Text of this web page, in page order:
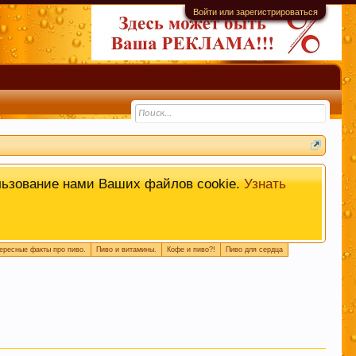
Войти или зарегистрироваться
ценности! СПАСИБО
нами Ваших файлов cookie.Узнать
Это поможет быстро находить
факты про пиво. Пиво и витамины. Кофе и пиво?!
Пиво для сердца